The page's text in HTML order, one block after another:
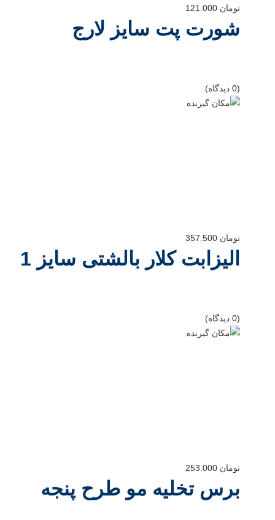
تومان
شورت پت سایز لارج
(0 دیدگاه)
تومان
الیزابت کلار بالشتی سایز 1
(0 دیدگاه)
تومان
برس تخلیه مو طرح پنجه